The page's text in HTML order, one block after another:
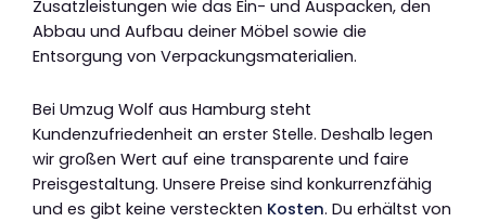
Zusatzleistungen wie das Ein- und Auspacken, den
Abbau und Aufbau deiner Möbel sowie die
Entsorgung von Verpackungsmaterialien.
Bei Umzug Wolf aus Hamburg steht
Kundenzufriedenheit an erster Stelle. Deshalb legen
wir großen Wert auf eine transparente und faire
Preisgestaltung. Unsere Preise sind konkurrenzfähig
und es gibt keine versteckten Kosten. Du erhältst von